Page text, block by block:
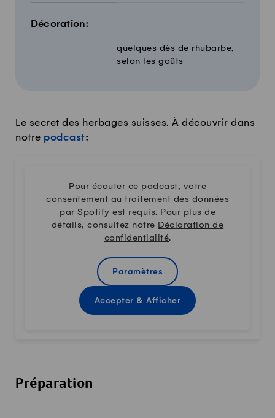
Décoration:
quelques dès de rhubarbe,
selon les goûts
Le secret des herbages suisses. À découvrir dans
notre podcast:
Pour écouter ce podcast, votre
consentement au traitement des données
par Spotify est requis. Pour plus de
détails, consultez notre Déclaration de
confidentialité.
Paramètres
Accepter & Afficher
Préparation